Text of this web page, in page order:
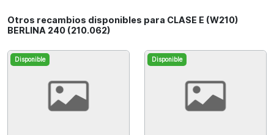
Otros recambios disponibles para CLASE E (W210)
BERLINA 240 (210.062)
Disponible Disponible